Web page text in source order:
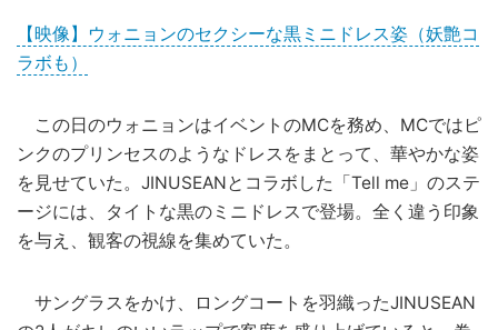
【映像】ウォニョンのセクシーな黒ミニドレス姿（妖艶コ
ラボも）
この日のウォニョンはイベントのMCを務め、MCではピ
ンクのプリンセスのようなドレスをまとって、華やかな姿
を見せていた。JINUSEANとコラボした「Tell me」のステ
ージには、タイトな黒のミニドレスで登場。全く違う印象
を与え、観客の視線を集めていた。
サングラスをかけ、ロングコートを羽織ったJINUSEAN